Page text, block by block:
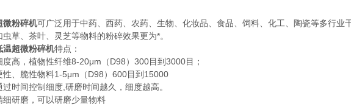
微粉碎机可广泛用于中药、西药、农药、生物、化妆品、食品、饲料、化工、陶瓷等多行业
虫草、茶叶、灵芝等物料的粉碎效果更为*。
超微粉碎机特点：
，植物性纤维8-20μm（D98）300目到3000目；
脆性物料1-5μm（D98）600目到15000
间控制细度,研磨时间越久，细度越高。
磨，可以研磨少量物料